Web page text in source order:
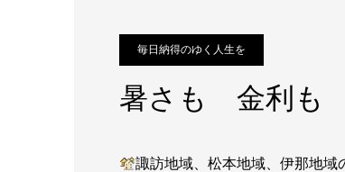
毎日納得のゆく人生を
暑さも 金利も
諏訪地域、松本地域、伊那地域